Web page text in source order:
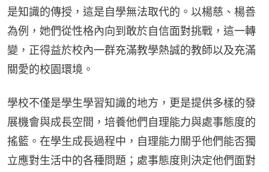
是知識的傳授，這是自學無法取代的。以楊慈、楊善
為例，她們從性格內向到敢於自信面對挑戰，這一轉
變，正得益於校內一群充滿教學熱誠的教師以及充滿
關愛的校園環境。
學校不僅是學生學習知識的地方，更是提供多樣的發
展機會與成長空間，培養他們自理能力與處事態度的
搖籃。在學生成長過程中，自理能力關乎他們能否獨
立應對生活中的各種問題；處事態度則決定他們面對